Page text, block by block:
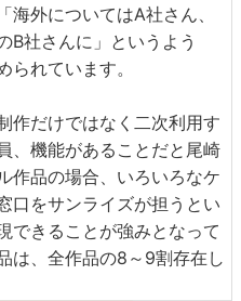
外についてはA社さん、
B社さんに」というよう
れています。
作だけではなく二次利用す
、機能があることだと尾崎
作品の場合、いろいろなケ
口をサンライズが担うとい
できることが強みとなって
は、全作品の8～9割存在し